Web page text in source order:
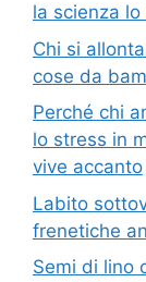
la scienza
Chi si
cose da
Perché chi
lo stress in
vive accanto
Labito
frenetiche
Semi di lino